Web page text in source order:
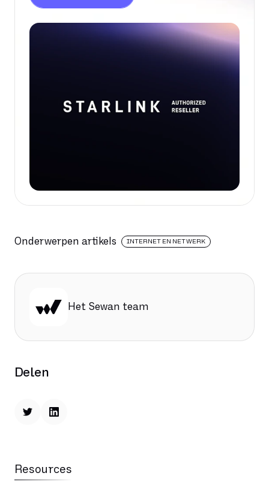
Onderwerpen artikels INTERNET EN NETWERK
Het Sewan team
Delen
Resources